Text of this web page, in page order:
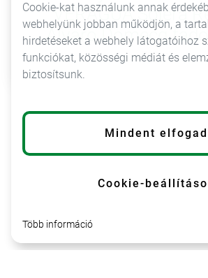
info@lumarkt.sk
VERAGUA Solera
Álvaro Domecq
700 ml
Cookie-kat használunk annak
webhelyünk jobban működjön, a
hirdetéseket a webhely látogatóihoz
funkciókat, közösségi médiát és
biztosítsunk.
Mindent elfogad
Cookie-
Több információ